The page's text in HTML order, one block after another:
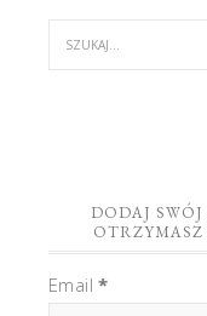
DODAJ
OTRZYMASZ
Email*